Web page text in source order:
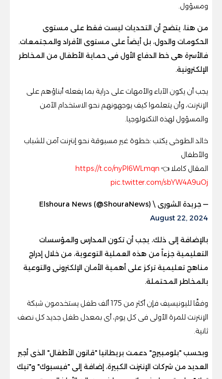
ومسؤول.
من هنا، يتضح أن التحديات ليست فقط على مستوى
الحكومات والدول، بل أيضاً على مستوى الأفراد والمجتمعات.
فالأسرة هى خط الدفاع الأول فى حماية الأطفال من المخاطر
الإلكترونية.
يجب أن يكون الآباء والأمهات على دراية بما يفعله أبناؤهم على
الإنترنت، وأن يتعلموا كيف يوجهونهم نحو الاستخدام الآمن
والمسؤول لهذه التكنولوجيا.
خالد الطوخى يكتب :خطوة غير مسبوقة نحو إنترنت آمن للشباب
والأطفال
المقال كاملا 👈 https://t.co/nyPl6WLmqn
pic.twitter.com/sbYW4A9uOj
— جريدة الشورى \ Elshoura News (@ShouraNews)
August 22, 2024
بالإضافة إلى ذلك، يجب أن تكون المدارس والمؤسسات
التعليمية جزءاً من هذه العملية التوعوية، من خلال إدراج
مناهج تعليمية تركز على أهمية الأمان الإلكترونى والتوعية
بالمخاطر المحتملة.
وفقًا لليونيسيف فإن أكثر من 175 ألف طفل يستخدمون شبكة
الإنترنت للمرة الأولى فى كل يوم، أى بمعدل طفل جديد كل نصف
ثانية.
وبحسب "بلومبيرج" دعمت بريطانيا "قانون الأطفال" الذى أجبر
العديد من شركات الإنترنت الكبيرة، إضافة إلى "فيسبوك" و"تيك